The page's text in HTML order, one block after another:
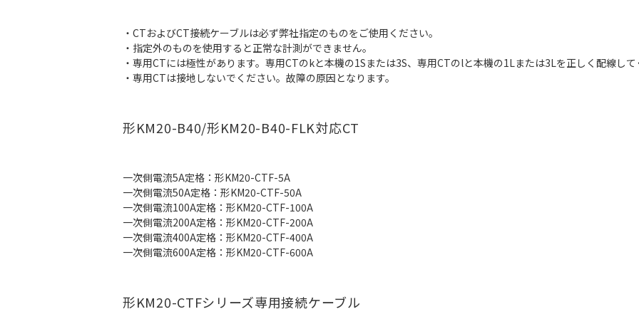
・CTおよびCT接続ケーブルは必ず弊社指定のものをご使用ください。
・指定外のものを使用すると正常な計測ができません。
・専用CTには極性があります。専用CTのkと本機の1Sまたは3S、専用CTのlと本機の1Lまたは3Lを正しく配線して
・専用CTは接地しないでください。故障の原因となります。
形KM20-B40/形KM20-B40-FLK対応CT
一次側電流5A定格：形KM20-CTF-5A
一次側電流50A定格：形KM20-CTF-50A
一次側電流100A定格：形KM20-CTF-100A
一次側電流200A定格：形KM20-CTF-200A
一次側電流400A定格：形KM20-CTF-400A
一次側電流600A定格：形KM20-CTF-600A
形KM20-CTFシリーズ専用接続ケーブル